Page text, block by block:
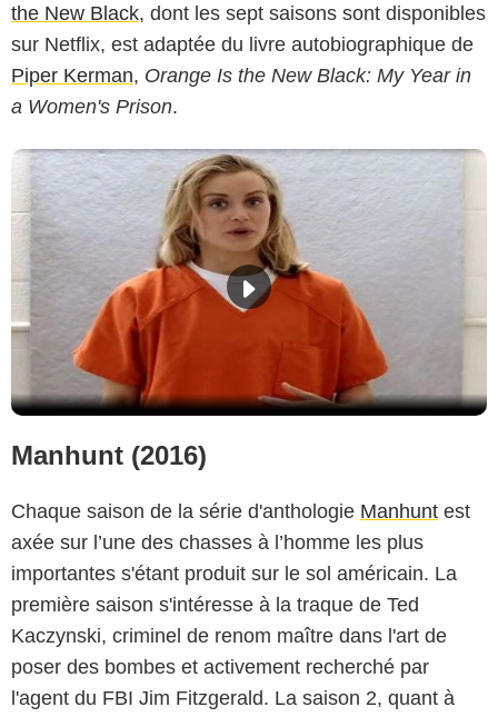
the New Black, dont les sept saisons sont disponibles
sur Netflix, est adaptée du livre autobiographique de
Piper Kerman, Orange Is the New Black: My Year in
a Women's Prison.
Manhunt (2016)
Chaque saison de la série d'anthologie Manhunt est
axée sur l’une des chasses à l’homme les plus
importantes s'étant produit sur le sol américain. La
première saison s'intéresse à la traque de Ted
Kaczynski, criminel de renom maître dans l'art de
poser des bombes et activement recherché par
l'agent du FBI Jim Fitzgerald. La saison 2, quant à